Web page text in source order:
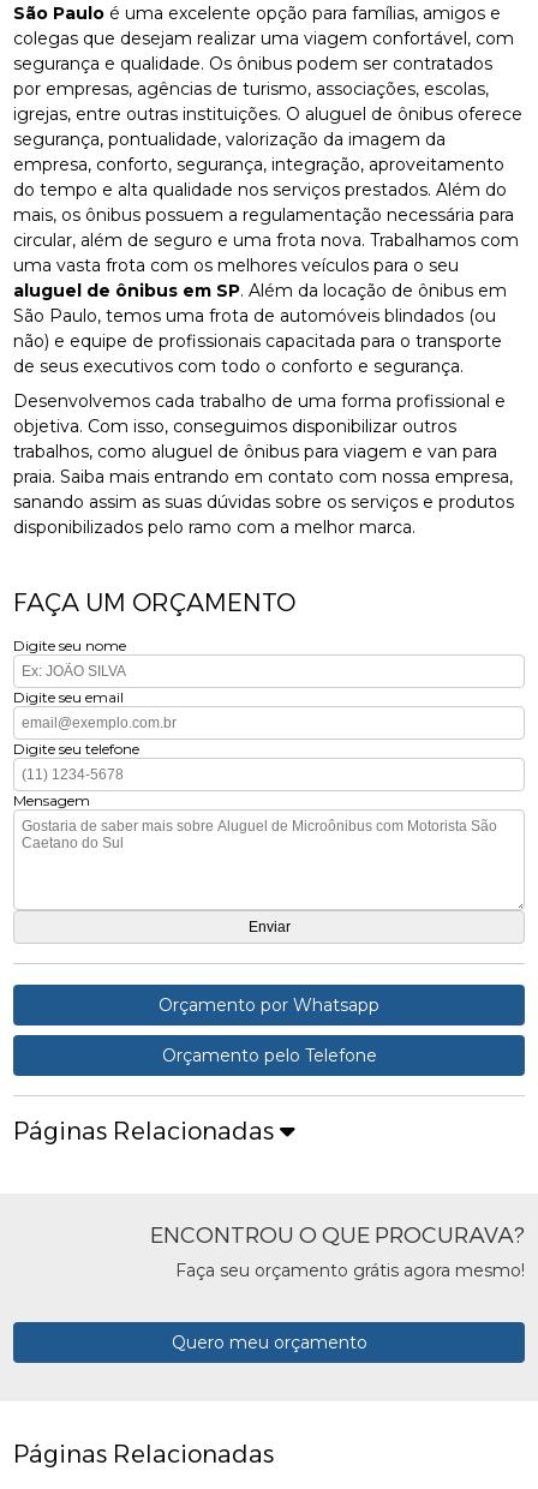
São Paulo é uma excelente opção para famílias, amigos e
colegas que desejam realizar uma viagem confortável, com
segurança e qualidade. Os ônibus podem ser contratados
por empresas, agências de turismo, associações, escolas,
igrejas, entre outras instituições. O aluguel de ônibus oferece
segurança, pontualidade, valorização da imagem da
empresa, conforto, segurança, integração, aproveitamento
do tempo e alta qualidade nos serviços prestados. Além do
mais, os ônibus possuem a regulamentação necessária para
circular, além de seguro e uma frota nova. Trabalhamos com
uma vasta frota com os melhores veículos para o seu
aluguel de ônibus em SP. Além da locação de ônibus em
São Paulo, temos uma frota de automóveis blindados (ou
não) e equipe de profissionais capacitada para o transporte
de seus executivos com todo o conforto e segurança.
Desenvolvemos cada trabalho de uma forma profissional e
objetiva. Com isso, conseguimos disponibilizar outros
trabalhos, como aluguel de ônibus para viagem e van para
praia. Saiba mais entrando em contato com nossa empresa,
sanando assim as suas dúvidas sobre os serviços e produtos
disponibilizados pelo ramo com a melhor marca.
FAÇA UM ORÇAMENTO
Digite seu nome
Digite seu email
Digite seu telefone
Mensagem
Orçamento por Whatsapp
Orçamento pelo Telefone
Páginas Relacionadas
ENCONTROU O QUE PROCURAVA?
Faça seu orçamento grátis agora mesmo!
Quero meu orçamento
Páginas Relacionadas